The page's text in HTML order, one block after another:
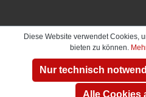
Diese Website verwendet Cookies,
bieten zu können.
Nur technisch
Alle Cookies